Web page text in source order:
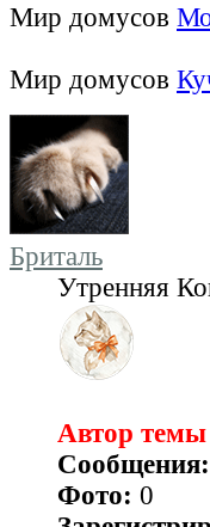
Мир домусов
Мир домусов
Бриталь
Утренняя
Автор темы
Сообщения:
Фото: 0